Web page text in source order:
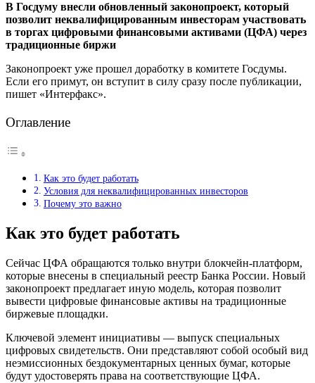
В Госдуму внесли обновленный законопроект, который
позволит неквалифицированным инвесторам участвовать
в торгах цифровыми финансовыми активами (ЦФА) через
традиционные биржи
Законопроект уже прошел доработку в комитете Госдумы.
Если его примут, он вступит в силу сразу после публикации,
пишет «Интерфакс».
Оглавление
Как это будет работать
Условия для неквалифицированных инвесторов
Почему это важно
Как это будет работать
Сейчас ЦФА обращаются только внутри блокчейн-платформ,
которые внесены в специальный реестр Банка России. Новый
законопроект предлагает иную модель, которая позволит
вывести цифровые финансовые активы на традиционные
биржевые площадки.
Ключевой элемент инициативы — выпуск специальных
цифровых свидетельств. Они представляют собой особый вид
неэмиссионных бездокументарных ценных бумаг, которые
будут удостоверять права на соответствующие ЦФА.